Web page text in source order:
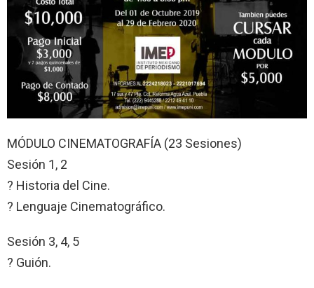
MÓDULO CINEMATOGRAFÍA (23 Sesiones)
Sesión 1, 2
? Historia del Cine.
? Lenguaje Cinematográfico.
Sesión 3, 4, 5
? Guión.